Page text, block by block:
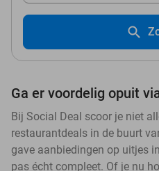
Ga er voordelig opuit
Bij Social Deal scoor je niet
restaurantdeals in de buurt
gave aanbiedingen op uitjes
pas écht compleet. Of je nu